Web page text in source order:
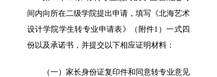
间内向所在二级学院提出申请，填写《北海艺术
设计学院学生转专业申请表》（ 附件1 ）一式四
份以及承诺书，并提交以下相应证明材料：
（一） 家长身份证复印件和同意转专业意见